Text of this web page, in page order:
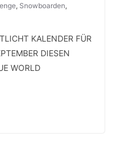
, Snowboarden,
KALENDER FÜR
DIESEN
WORLD